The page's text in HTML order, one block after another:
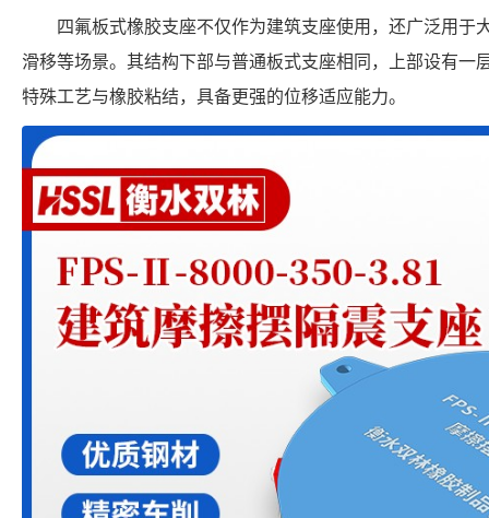
四氟板式橡胶支座不仅作为建筑支座使用，还广泛用于
滑移等场景。其结构下部与普通板式支座相同，上部设有
特殊工艺与橡胶粘结，具备更强的位移适应能力。